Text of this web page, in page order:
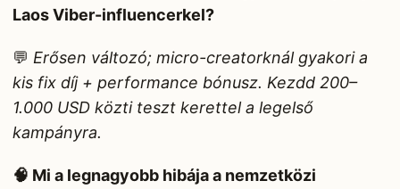
Laos Viber-influencerkel?
💬 Erősen változó; micro-creatorknál gyakori a
kis fix díj + performance bónusz. Kezdd 200–
1.000 USD közti teszt kerettel a legelső
kampányra.
🧠 Mi a legnagyobb hibája a nemzetközi